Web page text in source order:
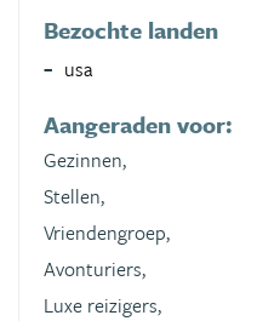
Bezochte landen
usa
Aangeraden voor:
Gezinnen,
Stellen,
Vriendengroep,
Avonturiers,
Luxe reizigers,